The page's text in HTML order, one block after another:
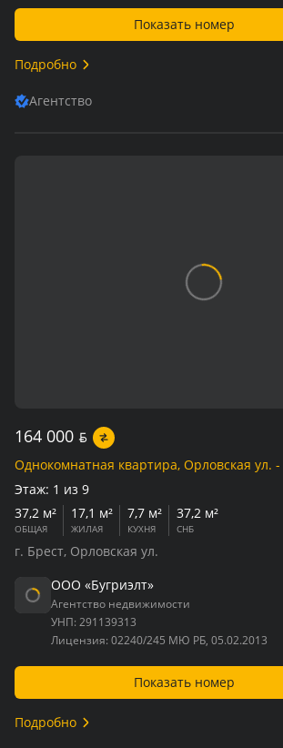
Показать номер
Подробно
Агентство
164 000 BYN
Однокомнатная квартира, Орловская ул. -
Этаж: 1 из 9
37,2 м²
ОБЩАЯ
17,1 м²
ЖИЛАЯ
7,7 м²
КУХНЯ
37,2 м²
СНБ
г. Брест, Орловская ул.
ООО «Бугриэлт»
Агентство недвижимости
УНП: 291139313
Лицензия: 02240/245 МЮ РБ, 05.02.2013
Показать номер
Подробно